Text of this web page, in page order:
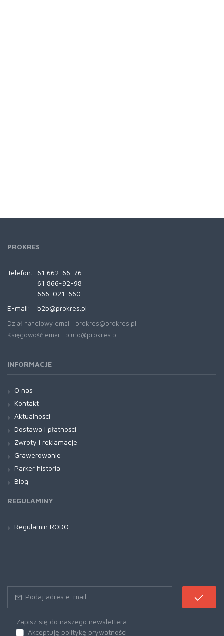
PROKRES
Telefon:
61 662-66-76
61 866-92-98
666-021-660
E-mail:
b2b@prokres.pl
Dział handlowy email: prokres@prokres.pl
Księgowość email: biuro@prokres.pl
INFORMACJE
O nas
Kontakt
Aktualności
Dostawa i płatności
Zwroty i reklamacje
Grawerowanie
Parker historia
Blog
REGULAMINY
Regulamin RODO
Zapisz się do naszego newslettera
Akceptuję politykę prywatności